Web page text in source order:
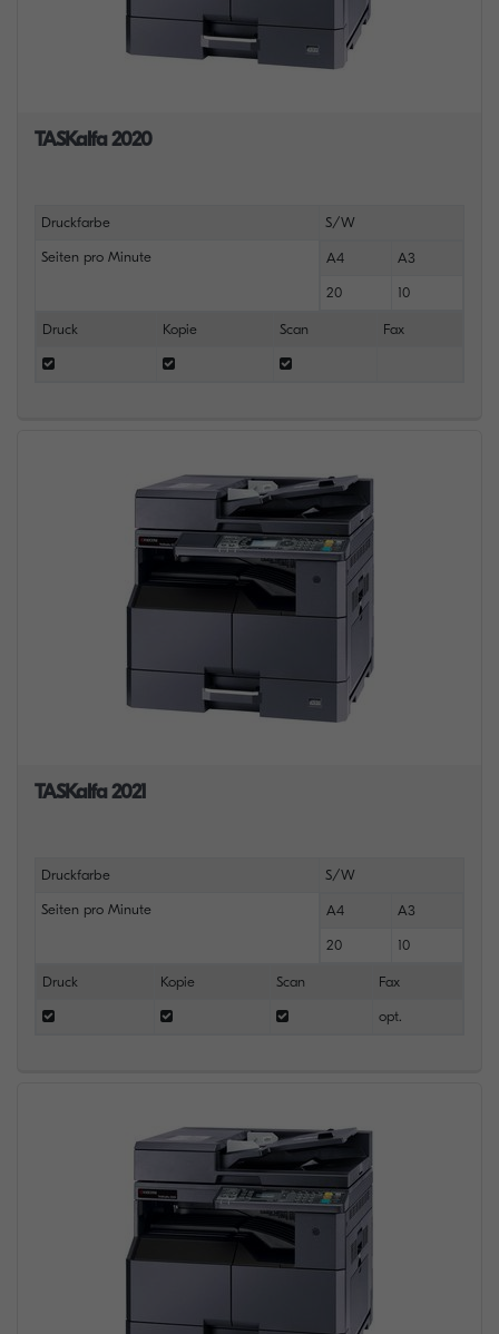
TASKalfa 2020
Druckfarbe S/W
Seiten pro Minute A4 A3
20 10
Druck Kopie Scan Fax
TASKalfa 2021
Druckfarbe S/W
Seiten pro Minute A4 A3
20 10
Druck Kopie Scan Fax
opt.